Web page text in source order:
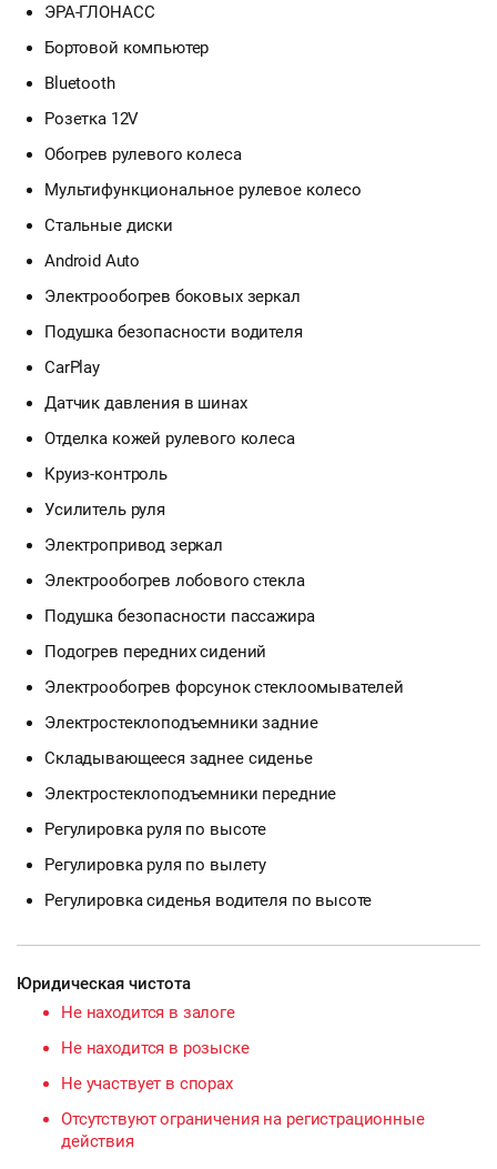
ЭРА-ГЛОНАСС
Бортовой компьютер
Bluetooth
Розетка 12V
Обогрев рулевого колеса
Мультифункциональное рулевое колесо
Стальные диски
Android Auto
Электрообогрев боковых зеркал
Подушка безопасности водителя
CarPlay
Датчик давления в шинах
Отделка кожей рулевого колеса
Круиз-контроль
Усилитель руля
Электропривод зеркал
Электрообогрев лобового стекла
Подушка безопасности пассажира
Подогрев передних сидений
Электрообогрев форсунок стеклоомывателей
Электростеклоподъемники задние
Складывающееся заднее сиденье
Электростеклоподъемники передние
Регулировка руля по высоте
Регулировка руля по вылету
Регулировка сиденья водителя по высоте
Юридическая чистота
Не находится в залоге
Не находится в розыске
Не участвует в спорах
Отсутствуют ограничения на регистрационные
действия